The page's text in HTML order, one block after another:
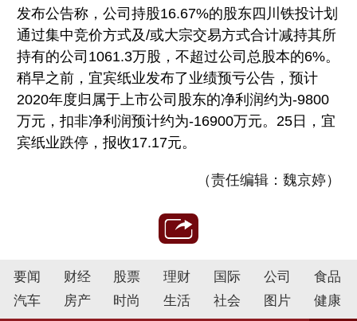
发布公告称，公司持股16.67%的股东四川铁投计划
通过集中竞价方式及/或大宗交易方式合计减持其所
持有的公司1061.3万股，不超过公司总股本的6%。
稍早之前，宜宾纸业发布了业绩预亏公告，预计
2020年度归属于上市公司股东的净利润约为-9800
万元，扣非净利润预计约为-16900万元。25日，宜
宾纸业跌停，报收17.17元。
（责任编辑：魏京婷）
要闻 财经 股票 理财 国际 公司
食品
汽车
房产 时尚 生活 社会 图片 健康